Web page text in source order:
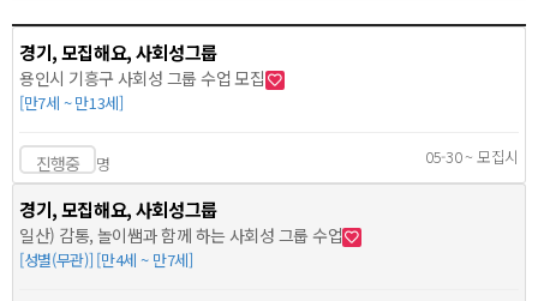
경기, 모집해요, 사회성그룹
용인시 기흥구 사회성 그룹 수업 모집
[만7세 ~ 만13세]
진행중 명 05-30 ~ 모집시
경기, 모집해요, 사회성그룹
일산) 감통, 놀이쌤과 함께 하는 사회성 그룹 수업
[성별(무관)] [만4세 ~ 만7세]